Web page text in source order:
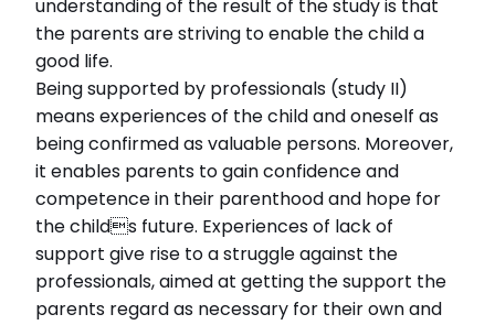
understanding of the result of the study is that
the parents are striving to enable the child a
good life.
Being supported by professionals (study II)
means experiences of the child and oneself as
being confirmed as valuable persons. Moreover,
it enables parents to gain confidence and
competence in their parenthood and hope for
the childs future. Experiences of lack of
support give rise to a struggle against the
professionals, aimed at getting the support the
parents regard as necessary for their own and